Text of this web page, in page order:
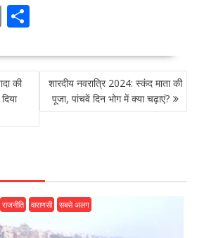
E
ai
l
S
ar
की
शारदीय नवरात्रि 2024: स्कंद माता की
पूजा, पांचवें दिन भोग में क्या चढ़ाएं?
राजनीति वाराणसी सबसे अलग